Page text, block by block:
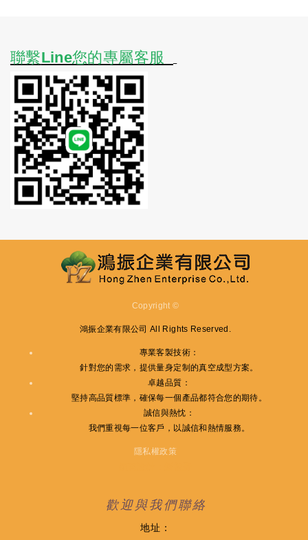
聯繫Line您的專屬客服
Copyright ©
鴻振企業有限公司 All Rights Reserved.
專業客製技術：
針對您的需求，提供量身定制的真空成型方案。
卓越品質 ：
堅持高品質標準，確保每一個產品都符合您的期待。
誠信與熱忱 ：
我們重視每一位客戶，以誠信和熱情服務。
隱私權政策
歡迎與我們聯絡
地址：